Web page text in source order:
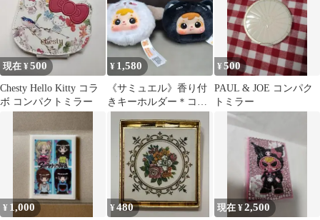
現在 ¥500
Chesty Hello Kitty コラ
ボ コンパクトミラー
¥ 1,580
《サミュエル》香り付
きキーホルダー＊コン
ダー2個
¥500
PAUL & JOE コンパク
トミラー
¥ 1,000 ¥480 現在 ¥2,500